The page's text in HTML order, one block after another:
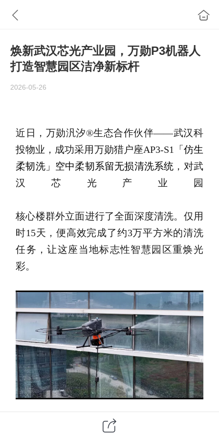
焕新武汉芯光产业园，万勋P3机器人
打造智慧园区洁净新标杆
2026-05-26
近日，万勋汎汐®生态合作伙伴——武汉科
投物业，成功采用万勋猎户座AP3-S1
「仿生
柔韧洗」空中柔韧系留无损清洗系统 ，对武
汉芯光产业园
核心楼群外立面进行了全面深度清洗。仅用
时15天，便高效完成了约3万平方米的清洗
任务，让这座当地标志性智慧园区重焕光
彩。
武汉芯光产业园聚焦人工智能与半导体芯片